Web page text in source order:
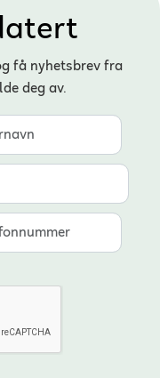
få nyhetsbrev fra
deg av.